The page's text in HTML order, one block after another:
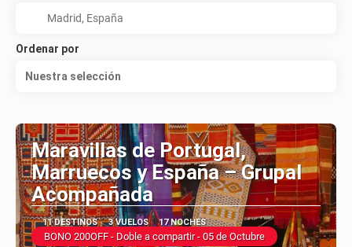
Ordenar por
Nuestra selección
Maravillas de Portugal,
Marruecos y España – Grupal
Acompañada
11 DESTINOS 3 VUELOS 17 NOCHES
BONO 200OFF - Doble a compartir - 05 de Octubre